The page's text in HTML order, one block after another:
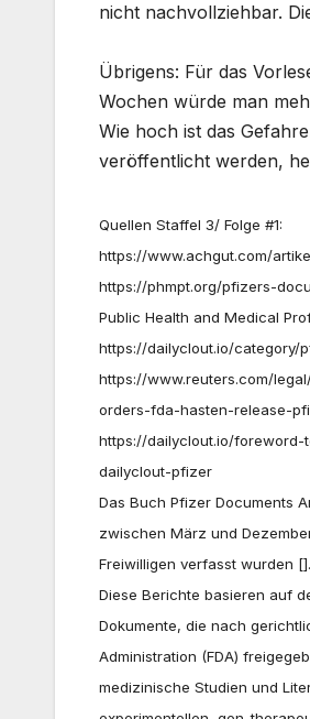
nicht nachvollziehbar.
Übrigens: Für das
Wochen würde man
Wie hoch ist das
veröffentlicht werden,
Quellen Staffel 3/ Folge #1:
https://www.achgut.com/
https://phmpt.org/pfizers-
Public Health and Medical
https://dailyclout.io/category/
https://www.reuters.com/
orders-fda-hasten-release-
https://dailyclout.io/
dailyclout-pfizer
Das Buch Pfizer Documents
zwischen März und
Freiwilligen verfasst wurden [].
Diese Berichte basieren auf
Dokumente, die nach
Administration (FDA)
medizinische Studien und